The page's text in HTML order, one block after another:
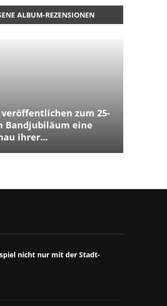
ALBUM-REZENSIONEN
zum 25-
Bandjubiläum eine
ihrer...
nicht nur mit der Stadt-